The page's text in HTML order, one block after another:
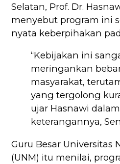
Selatan, Prof. Dr.
menyebut program ini
nyata keberpihakan
“Kebijakan ini
meringankan
masyarakat,
yang tergolong
ujar Hasnawi dalam
keterangannya,
Guru Besar Universitas
(UNM) itu menilai,